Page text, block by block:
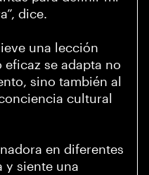
dice.
una lección
se adapta no
sino también al
cultural
en diferentes
y siente una